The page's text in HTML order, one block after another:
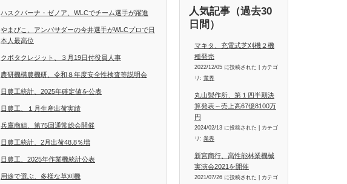
ハスクバーナ・ゼノア、WLCでチーム選手が躍進
やまびこ、アンバサダーの今井選手がWLCプロで日
本人最高位
クボタクレジット、３月19日付役員人事
農研機構農機研、令和８年度安全性検査等説明会
日農工統計、2025年確定値を公表
日農工、１月生産出荷実績
兵庫商組、第75回通常総会開催
日農工統計、2月出荷48.8％増
日農工、2025年作業機統計公表
用途で選ぶ、多様な草刈機
人気記事（過去30
日間）
マキタ、充電式芝刈機２機
種発売
2022/12/05 に投稿された
カテゴ
リ: 業界
丸山製作所、第１四半期決
算発表～売上高67億8100万
円
2024/02/13 に投稿された
カテゴ
リ: 業界
新宮商行、高性能林業機械
実演会2021を開催
2021/07/26 に投稿された
カテゴ